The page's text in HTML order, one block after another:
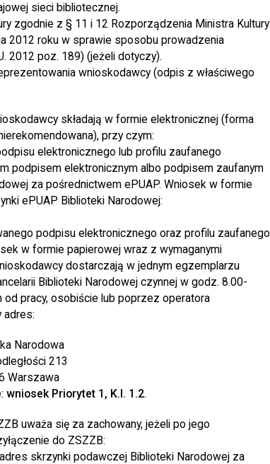
sieci bibliotecznej.
zgodnie z § 11 i 12 Rozporządzenia Ministra Kultury
2012 roku w sprawie sposobu prowadzenia
2012 poz. 189) (jeżeli dotyczy).
wnioskodawcy (odpis z właściwego
składają w formie elektronicznej (forma
przy czym:
elektronicznego lub profilu zaufanego
podpisem elektronicznym albo podpisem zaufanym
za pośrednictwem ePUAP. Wniosek w formie
ePUAP Biblioteki Narodowej:
podpisu elektronicznego oraz profilu zaufanego
w formie papierowej wraz z wymaganymi
dostarczają w jednym egzemplarzu
Biblioteki Narodowej czynnej w godz. 8.00-
pracy, osobiście lub poprzez operatora
adres:
Narodowa
213
Warszawa
wniosek Priorytet 1, K.I. 1.2.
uważa się za zachowany, jeżeli po jego
do ZSZZB:
skrzynki podawczej Biblioteki Narodowej za